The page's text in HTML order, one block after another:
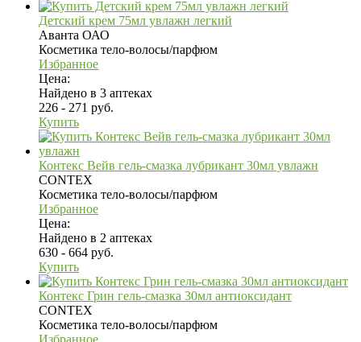
Детский крем 75мл увлажн легкий
Аванта ОАО
Косметика тело-волосы/парфюм
Избранное
Цена:
Найдено в 3 аптеках
226 - 271 руб.
Купить
Контекс Вейв гель-смазка лубрикант 30мл увлажн
CONTEX
Косметика тело-волосы/парфюм
Избранное
Цена:
Найдено в 2 аптеках
630 - 664 руб.
Купить
Контекс Грин гель-смазка 30мл антиоксидант
CONTEX
Косметика тело-волосы/парфюм